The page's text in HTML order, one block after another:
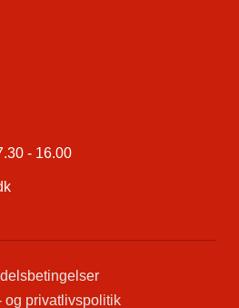
- 16.00
og privatlivspolitik